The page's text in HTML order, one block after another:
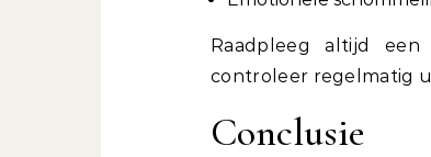
Raadpleeg altijd
controleer regelmatig
Conclusie